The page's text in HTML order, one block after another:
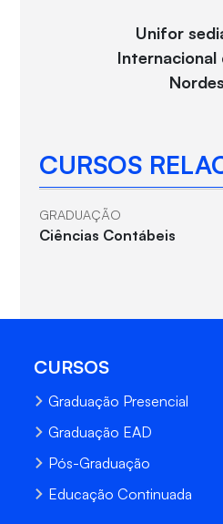
Unifor
Internacional
CURSOS
GRADUAÇÃO
Ciências Contábeis
CURSOS
Graduação Presencial
Graduação EAD
Pós-Graduação
Educação Continuada